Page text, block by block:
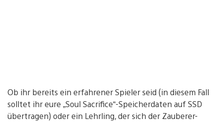
Ob ihr bereits ein erfahrener Spieler seid (in diesem Fall
solltet ihr eure „Soul Sacrifice“-Speicherdaten auf SSD
übertragen) oder ein Lehrling, der sich der Zauberer-